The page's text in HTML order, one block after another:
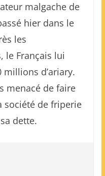
malgache de
hier dans le
les
le Français lui
d’ariary.
menacé de faire
société de friperie
dette.